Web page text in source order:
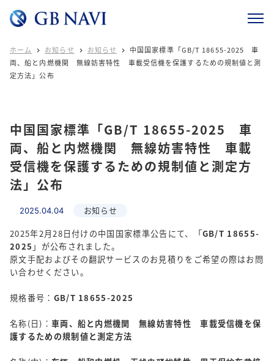
ホーム  お知らせ  お知らせ 
中国国家標準「GB/T 18655-2025 車
両、船と内燃機関 無線妨害特性 車載受信機を保護するための規制値と測
定方法」公布
中国国家標準「GB/T 18655-2025 車
両、船と内燃機関 無線妨害特性 車載
受信機を保護するための規制値と測定方
法」公布
2025.04.04
お知らせ
2025年2月28日付けの中国国家標準公告にて、「GB/T 18655-
2025 」が公布されました。
原文手配およびその翻訳サービスのお見積りをご希望の際はお問
い合わせください。
規格番号： GB/T 18655-2025
名称(日)： 車両、船と内燃機関 無線妨害特性 車載受信機を保
護するための規制値と測定方法